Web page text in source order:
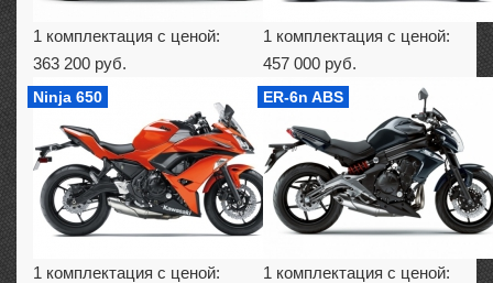
1 комплектация с ценой:
363 200 руб.
1 комплектация с ценой:
457 000 руб.
Ninja 650
1 комплектация с ценой:
ER-6n ABS
1 комплектация с ценой: